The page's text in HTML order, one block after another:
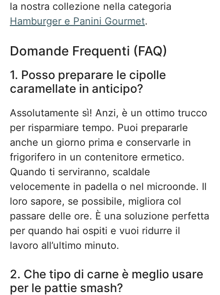
la nostra collezione nella categoria
Hamburger e Panini Gourmet.
Domande Frequenti (FAQ)
1. Posso preparare le cipolle
caramellate in anticipo?
Assolutamente sì! Anzi, è un ottimo trucco
per risparmiare tempo. Puoi prepararle
anche un giorno prima e conservarle in
frigorifero in un contenitore ermetico.
Quando ti serviranno, scaldale
velocemente in padella o nel microonde. Il
loro sapore, se possibile, migliora col
passare delle ore. È una soluzione perfetta
per quando hai ospiti e vuoi ridurre il
lavoro all’ultimo minuto.
2. Che tipo di carne è meglio usare
per le pattie smash?